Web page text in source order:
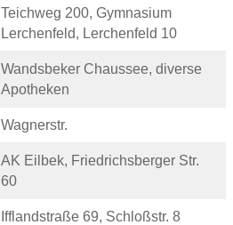
Teichweg 200, Gymnasium
Lerchenfeld, Lerchenfeld 10
Wandsbeker Chaussee, diverse
Apotheken
Wagnerstr.
AK Eilbek, Friedrichsberger Str.
60
Ifflandstraße 69, Schloßstr. 8